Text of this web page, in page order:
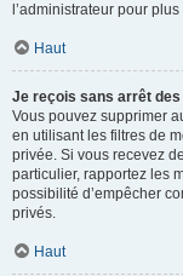
l’administrateur pour
Haut
Je reçois sans arrêt
Vous pouvez supprimer
en utilisant les filtres de
privée. Si vous recevez
particulier, rapportez les
possibilité d’empêcher
privés.
Haut